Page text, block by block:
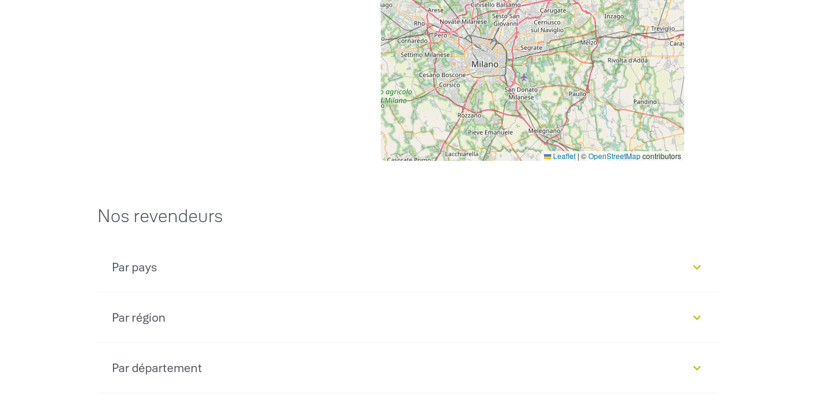
Leaflet | ©OpenStreetMapcontributors
Nos revendeurs
Par pays
Par région
Par département